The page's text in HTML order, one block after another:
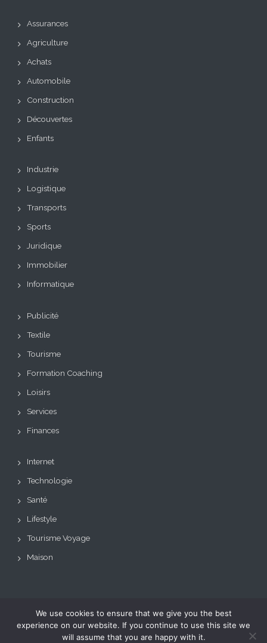
Assurances
Agriculture
Achats
Automobile
Construction
Découvertes
Enfants
Industrie
Logistique
Transports
Sports
Juridique
Immobilier
Informatique
Publicité
Textile
Tourisme
Formation Coaching
Loisirs
Services
Finances
Internet
Technologie
Santé
Lifestyle
Tourisme Voyage
Maison
Copyright © Tous droits
Le blog de toutes les
Theme: BizCare by
eVisionThemes
We use cookies to ensure that we give you the best
experience on our website. If you continue to use this site we
will assume that you are happy with it.